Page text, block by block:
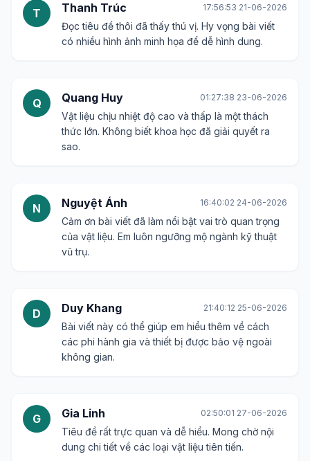
T Thanh Trúc 17:56:53 21-06-2026
Đọc tiêu đề thôi đã thấy thú vị. Hy vọng bài viết
có nhiều hình ảnh minh họa để dễ hình dung.
Q Quang Huy 01:27:38 23-06-2026
Vật liệu chịu nhiệt độ cao và thấp là một thách
thức lớn. Không biết khoa học đã giải quyết ra
sao.
N Nguyệt Ánh 16:40:02 24-06-2026
Cảm ơn bài viết đã làm nổi bật vai trò quan trọng
của vật liệu. Em luôn ngưỡng mộ ngành kỹ thuật
vũ trụ.
D Duy Khang 21:40:12 25-06-2026
Bài viết này có thể giúp em hiểu thêm về cách
các phi hành gia và thiết bị được bảo vệ ngoài
không gian.
G Gia Linh 02:50:01 27-06-2026
Tiêu đề rất trực quan và dễ hiểu. Mong chờ nội
dung chi tiết về các loại vật liệu tiên tiến.